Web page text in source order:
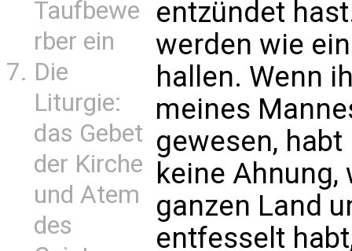
Taufbewe
rber ein
Die
Liturgie:
das Gebet
der Kirche
und Atem
des
entzündet
werden wie
hallen. Wenn
meines
gewesen,
keine
ganzen Land
entfesselt